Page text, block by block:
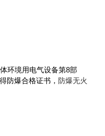
环境用电气设备第8部
防爆合格证书， 防爆无火